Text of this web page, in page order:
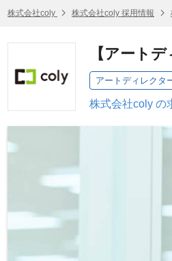
株式会社coly 株式会社coly 採用情報
【アート
アートディレクタ
株式会社coly の